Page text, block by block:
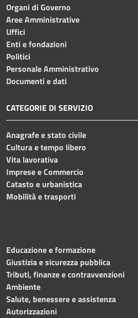
Organi di Governo
Aree Amministrative
Uffici
Enti e fondazioni
Politici
Personale Amministrativo
Documenti e dati
CATEGORIE DI SERVIZIO
Anagrafe e stato civile
Cultura e tempo libero
Vita lavorativa
Imprese e Commercio
Catasto e urbanistica
Mobilità e trasporti
Educazione e formazione
Giustizia e sicurezza pubblica
Tributi, finanze e contravvenzioni
Ambiente
Salute, benessere e assistenza
Autorizzazioni